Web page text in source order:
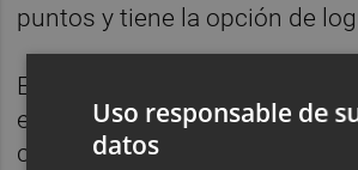
puntos y tiene la opción de
El entrenador reiteró que su
en el club la próxima
cualquier análisis personal
Uso responsable de
datos